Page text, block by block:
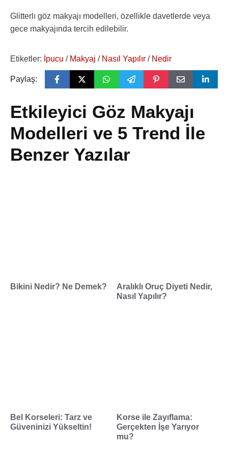
Glitterlı göz makyajı modelleri, özellikle davetlerde veya
gece makyajında tercih edilebilir.
Etiketler: İpucu / Makyaj / Nasıl Yapılır / Nedir
Paylaş:
Etkileyici Göz Makyajı
Modelleri ve 5 Trend İle
Benzer Yazılar
Bikini Nedir? Ne Demek?
Aralıklı Oruç Diyeti Nedir,
Nasıl Yapılır?
Bel Korseleri: Tarz ve
Güveninizi Yükseltin!
Korse ile Zayıflama:
Gerçekten İşe Yarıyor
mu?